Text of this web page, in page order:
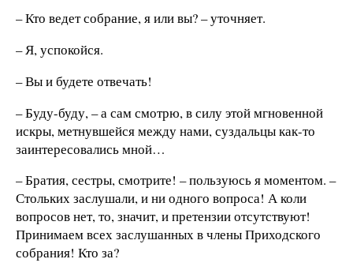
– Кто ведет собрание, я или вы? – уточняет.
– Я, успокойся.
– Вы и будете отвечать!
– Буду-буду, – а сам смотрю, в силу этой мгновенной
искры, метнувшейся между нами, суздальцы как-то
заинтересовались мной…
– Братия, сестры, смотрите! – пользуюсь я моментом. –
Стольких заслушали, и ни одного вопроса! А коли
вопросов нет, то, значит, и претензии отсутствуют!
Принимаем всех заслушанных в члены Приходского
собрания! Кто за?